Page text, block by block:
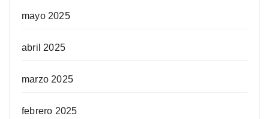
mayo 2025
abril 2025
marzo 2025
febrero 2025